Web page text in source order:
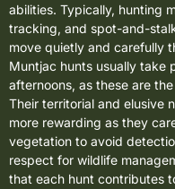
abilities. Typically, hunting
tracking, and spot-and-
move quietly and carefully
Muntjac hunts usually take
afternoons, as these are
Their territorial and elusive
more rewarding as they
vegetation to avoid
respect for wildlife
that each hunt contributes